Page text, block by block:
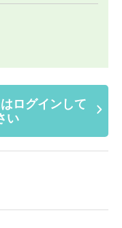
ログインして
い